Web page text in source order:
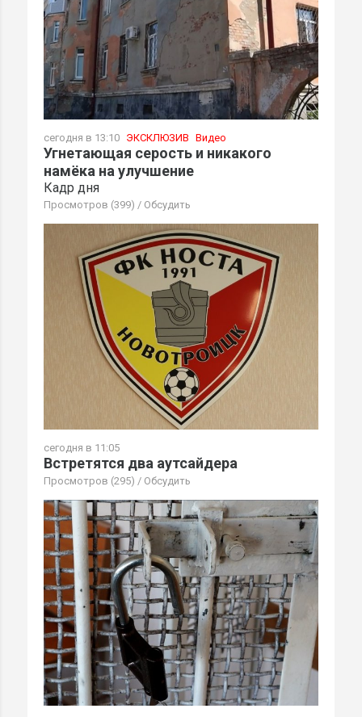
сегодня в 13:10 ЭКСКЛЮЗИВ Видео
Угнетающая серость и никакого
намёка на улучшение
Кадр дня
Просмотров (399) / Обсудить
сегодня в 11:05
Встретятся два аутсайдера
Просмотров (295) / Обсудить